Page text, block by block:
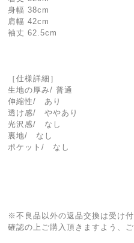
身幅 38cm
肩幅 42cm
袖丈 62.5cm
［仕様詳細］
生地の厚み/ 普通
伸縮性/ あり
透け感/ ややあり
光沢感/ なし
裏地/ なし
ポケット/ なし
※不良品以外の返品交換は受け
確認の上ご購入頂きますよう、